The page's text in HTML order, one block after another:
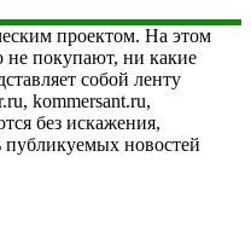
проектом. На этом
не покупают, ни какие
собой ленту
kommersant.ru,
без искажения,
публикуемых новостей